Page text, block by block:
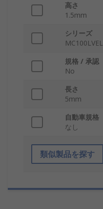
高さ
1.5mm
シリーズ
MC100LVEL
規格 / 承認
No
長さ
5mm
自動車規格
なし
類似製品を探す